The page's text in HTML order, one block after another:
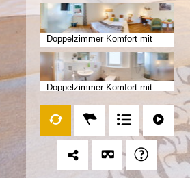
Badezimmer
Doppelzimmer Komfort mit
Balkon
Doppelzimmer Komfort mit
Appartment Wohnen